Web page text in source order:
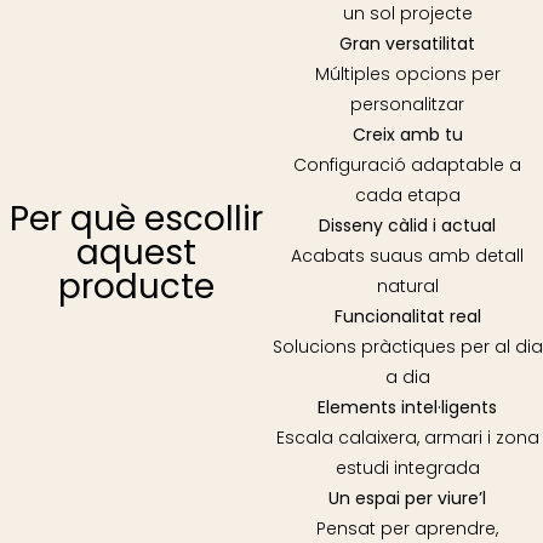
Per què escollir
aquest
producte
un sol projecte
Gran versatilitat
Múltiples opcions per
personalitzar
Creix amb tu
Configuració adaptable a
cada etapa
Disseny càlid i actual
Acabats suaus amb detall
natural
Funcionalitat real
Solucions pràctiques per al dia
a dia
Elements intel·ligents
Escala calaixera, armari i zona
estudi integrada
Un espai per viure’l
Pensat per aprendre,